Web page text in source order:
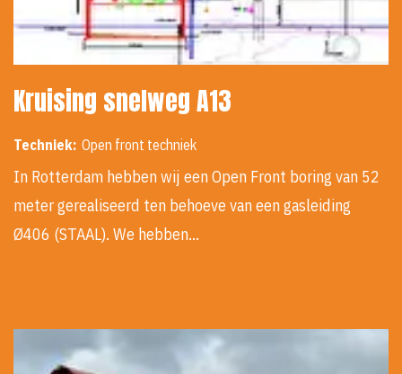
Kruising snelweg A13
Techniek: Open front techniek
In Rotterdam hebben wij een Open Front boring van 52
meter gerealiseerd ten behoeve van een gasleiding
Ø406 (STAAL). We hebben…